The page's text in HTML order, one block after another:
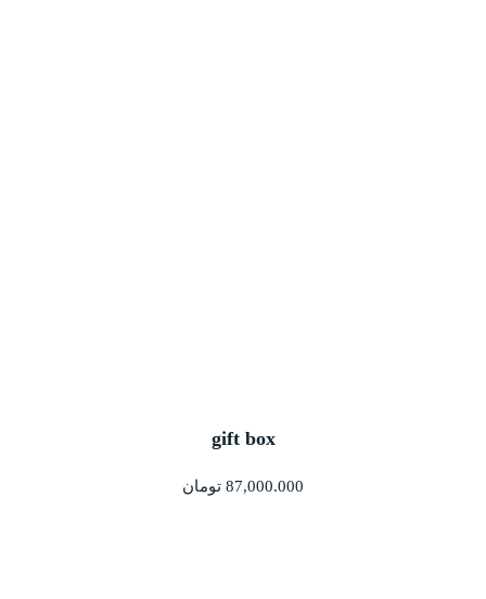
gift box
87,000.000 تومان